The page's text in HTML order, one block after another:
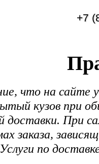
+7
что на сайте
кузов при
доставки. При
заказа,
по